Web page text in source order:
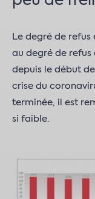
Le degré de
au degré de refus
depuis le début
crise du
terminée, il est
si faible.